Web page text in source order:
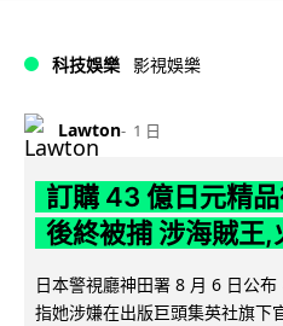
科技娛樂 影視娛樂
Lawton 1 日
訂購 43 億日元精
後終被捕 涉海賊王,
日本警視廳神田署 8 月 6 日公
指她涉嫌在出版巨頭集英社旗下